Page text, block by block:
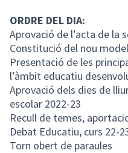
ORDRE DEL DIA:
Aprovació de l’acta de la
Constitució del nou
Presentació de les
l’àmbit educatiu
Aprovació dels dies de
escolar 2022-23
Recull de temes,
Debat Educatiu, curs 22-
Torn obert de paraules